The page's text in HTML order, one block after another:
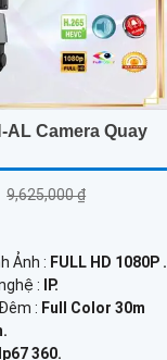
AL Camera Quay
9,625,000 ₫
Ảnh : FULL HD 1080P .
:
IP.
: Full Color 30m
Ip67 360.